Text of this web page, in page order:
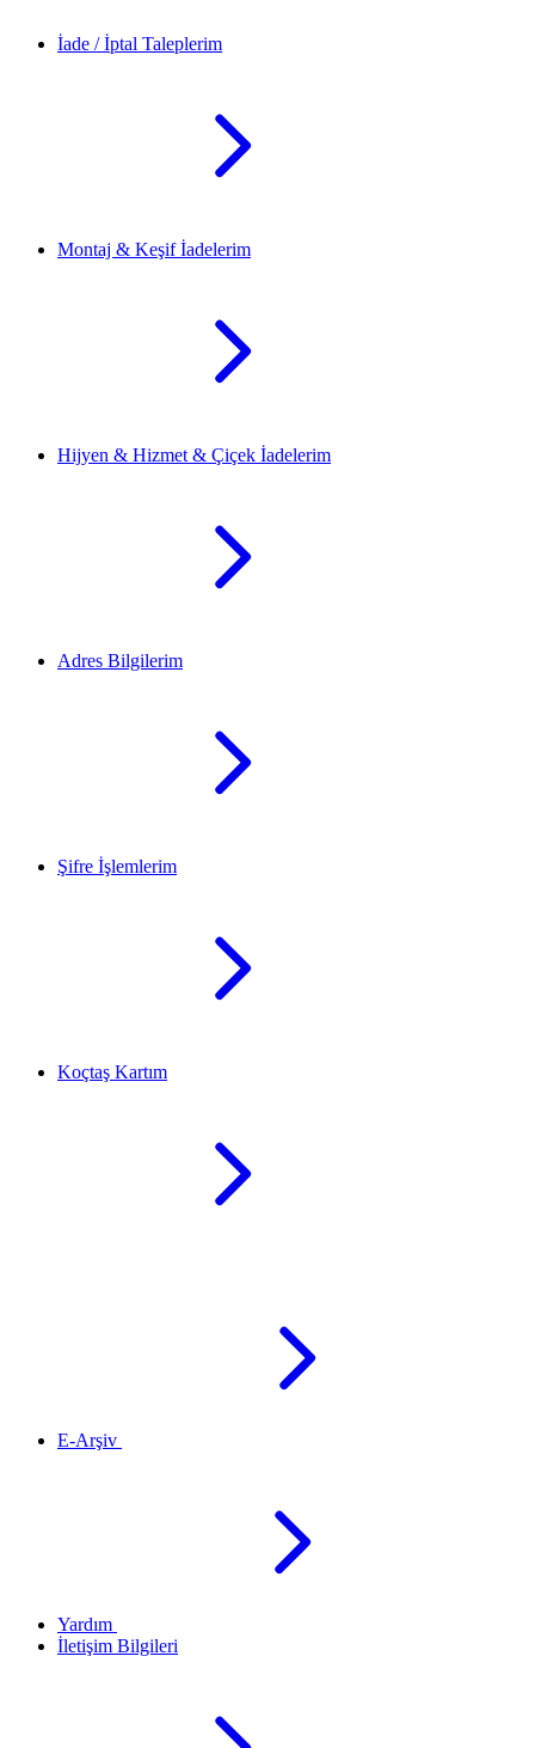
İade / İptal Taleplerim
Montaj & Keşif İadelerim
Hijyen & Hizmet & Çiçek İadelerim
Adres Bilgilerim
Şifre İşlemlerim
Koçtaş Kartım
E-Arşiv
Yardım
İletişim Bilgileri